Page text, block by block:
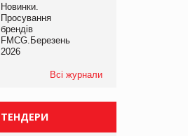
Новинки.
Просування
брендів
FMCG.Березень
2026
Всі журнали
ТЕНДЕРИ